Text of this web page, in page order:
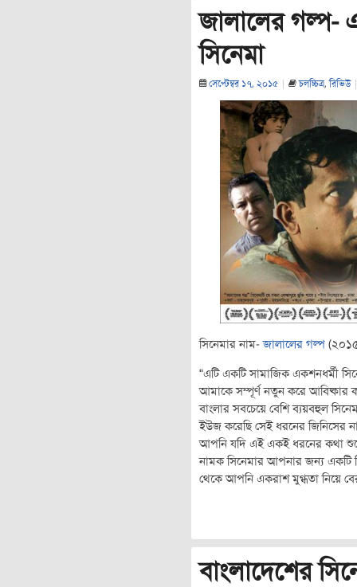
জালালের গল্প-
সিনেমা
সেপ্টেম্বর ১৭, ২০১৫ | চলচ্চিত্র,রিভিউ
সিনেমার নাম-জালালের গল্প
“এটি একটি সামাজিক একশনধর্মী
আমাকে সম্পূর্ণ নতুন করে আবিষ্কার
বাংলার সবচেয়ে বেশি ব্যয়বহুল
ইউজ করেছি সেই ধরনের জিনিসের
আপনি যদি এই একই ধরনের কথা
নামক সিনেমার আপনার জন্য একটি
থেকে আপনি একরাশ মুগ্ধতা নিয়ে
বাংলাদেশের